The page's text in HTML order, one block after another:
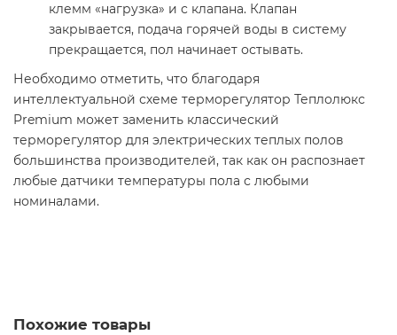
клемм «нагрузка» и с клапана. Клапан
закрывается, подача горячей воды в систему
прекращается, пол начинает остывать.
Необходимо отметить, что благодаря
интеллектуальной схеме терморегулятор Теплолюкс
Premium может заменить классический
терморегулятор для электрических теплых полов
большинства производителей, так как он распознает
любые датчики температуры пола с любыми
номиналами.
Похожие товары